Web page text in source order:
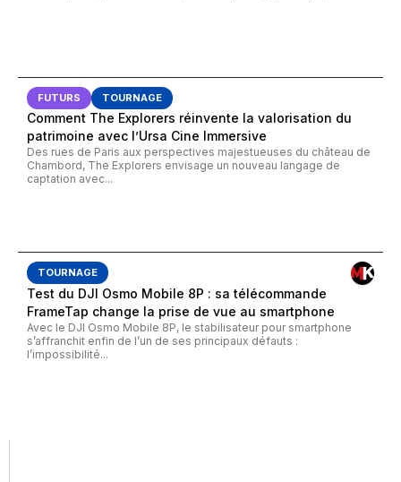
FUTURS TOURNAGE
Comment The Explorers réinvente la valorisation du
patrimoine avec l’Ursa Cine Immersive
Des rues de Paris aux perspectives majestueuses du château de
Chambord, The Explorers envisage un nouveau langage de
captation avec...
TOURNAGE
Test du DJI Osmo Mobile 8P : sa télécommande
FrameTap change la prise de vue au smartphone
Avec le DJI Osmo Mobile 8P, le stabilisateur pour smartphone
s’affranchit enfin de l’un de ses principaux défauts :
l’impossibilité...